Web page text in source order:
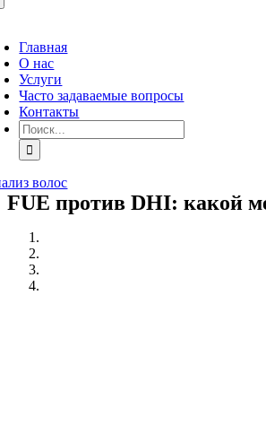
Главная
О нас
Услуги
Часто задаваемые вопросы
Контакты
Искать:
волос
FUE против DHI: какой